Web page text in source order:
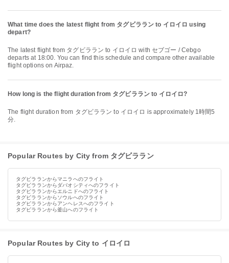
What time does the latest flight from タグビララン to イロイロ using
depart?
The latest flight from タグビララン to イロイロ with セブゴー / Cebgo
departs at 18:00. You can find this schedule and compare other available
flight options on Airpaz.
How long is the flight duration from タグビララン to イロイロ?
The flight duration from タグビララン to イロイロ is approximately 1時間5
分.
Popular Routes by City from タグビララン
タグビラランからマニラへのフライト
タグビラランからダバオシティへのフライト
タグビラランからエルニドへのフライト
タグビラランからソウルへのフライト
タグビラランからアンヘレスへのフライト
タグビラランから釜山へのフライト
Popular Routes by City to イロイロ